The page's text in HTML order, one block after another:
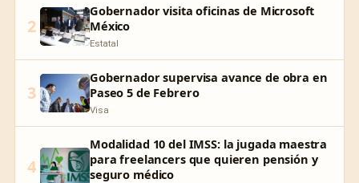
2
Gobernador visita oficinas de Microsoft
México
Estatal
3
Gobernador supervisa avance de obra en
Paseo 5 de Febrero
Visa
4
Modalidad 10 del IMSS: la jugada maestra
para freelancers que quieren pensión y
seguro médico